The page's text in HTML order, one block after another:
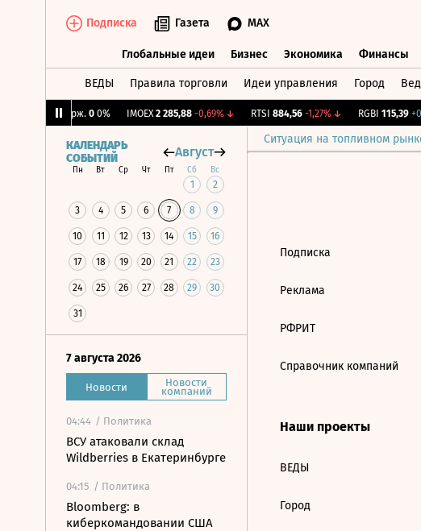
Подписка Газета MAX
Глобальные идеи Бизнес Экономика Финансы
ВЕДЫ Правила торговли Идеи управления Город
CNY Бирж. 0 0% IMOEX 2 285,88 -0,69%↓ RTSI 884,56 -1,27%↓ RGBI 115,39
Ситуация на топливном
КАЛЕНДАРЬ
СОБЫТИЙ
Август
Пн Вт Ср Чт Пт Сб Вс
1 2
3 4 5 6 7 8 9
10 11 12 13 14 15 16
17 18 19 20 21 22 23
24 25 26 27 28 29 30
31
7 августа 2026
Новости Новости
компаний
04:44 / Политика
ВСУ атаковали склад
Wildberries в Екатеринбурге
04:15 / Политика
Bloomberg: в
киберкомандовании США
Подписка
Реклама
РФРИТ
Справочник компаний
Наши проекты
ВЕДЫ
Город